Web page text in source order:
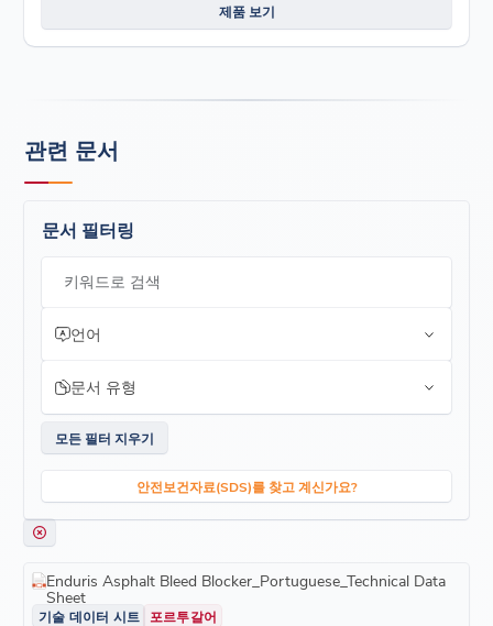
제품 보기
관련 문서
문서 필터링
키워드로 검색
언어
문서 유형
모든 필터 지우기
안전보건자료(SDS)를 찾고 계신가요?
Enduris Asphalt Bleed Blocker_Portuguese_Technical Data
Sheet
기술 데이터 시트 포르투갈어